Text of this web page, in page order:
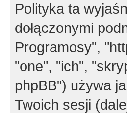
Polityka ta
dołączonymi
Programosy",
"one", "ich",
phpBB") używa
Twoich sesji